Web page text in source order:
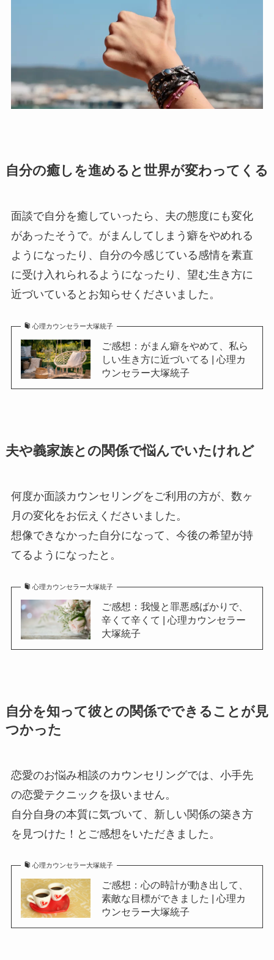
自分の癒しを進めると世界が変わってくる
面談で自分を癒していったら、夫の態度にも変化
があったそうで。がまんしてしまう癖をやめれる
ようになったり、自分の今感じている感情を素直
に受け入れられるようになったり、望む生き方に
近づいているとお知らせくださいました。
心理カウンセラー大塚統子
ご感想：がまん癖をやめて、私ら
しい生き方に近づいてる | 心理カ
ウンセラー大塚統子
夫や義家族との関係で悩んでいたけれど
何度か面談カウンセリングをご利用の方が、数ヶ
月の変化をお伝えくださいました。
想像できなかった自分になって、今後の希望が持
てるようになったと。
心理カウンセラー大塚統子
ご感想：我慢と罪悪感ばかりで、
辛くて辛くて | 心理カウンセラー
大塚統子
自分を知って彼との関係でできることが見
つかった
恋愛のお悩み相談のカウンセリングでは、小手先
の恋愛テクニックを扱いません。
自分自身の本質に気づいて、新しい関係の築き方
を見つけた！とご感想をいただきました。
心理カウンセラー大塚統子
ご感想：心の時計が動き出して、
素敵な目標ができました | 心理カ
ウンセラー大塚統子